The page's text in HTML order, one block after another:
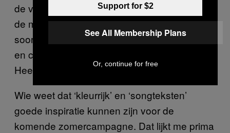
de vrouwen-wc’s anders gestyled zijn dan bij
de mannen. “De vrouwentoiletten zijn een
soort theaterhokjes, met spiegels en blikjes
en colaflesjes op de muur, en songteksten.
Heel kleurrijk, zoals overal in ons gebouw.”
Wie weet dat ‘kleurrijk’ en ‘songteksten’
goede inspiratie kunnen zijn voor de
komende zomercampagne. Dat lijkt me prima
Support for $2
See All Membership Plans
Or, continue for free